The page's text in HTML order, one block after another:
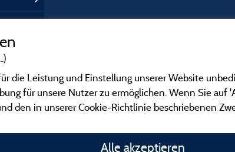
die Leistung und Einstellung unserer Website
für unsere Nutzer zu ermöglichen. Wenn Sie auf
den in unserer Cookie-Richtlinie beschriebenen
Alle akzeptieren